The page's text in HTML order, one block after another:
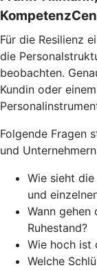
Für die Resilienz
die
beobachten.
Kundin oder
Folgende Fragen
und
Wie sieht
und
Wann
Ruhestand?
Wie hoch ist
Welche